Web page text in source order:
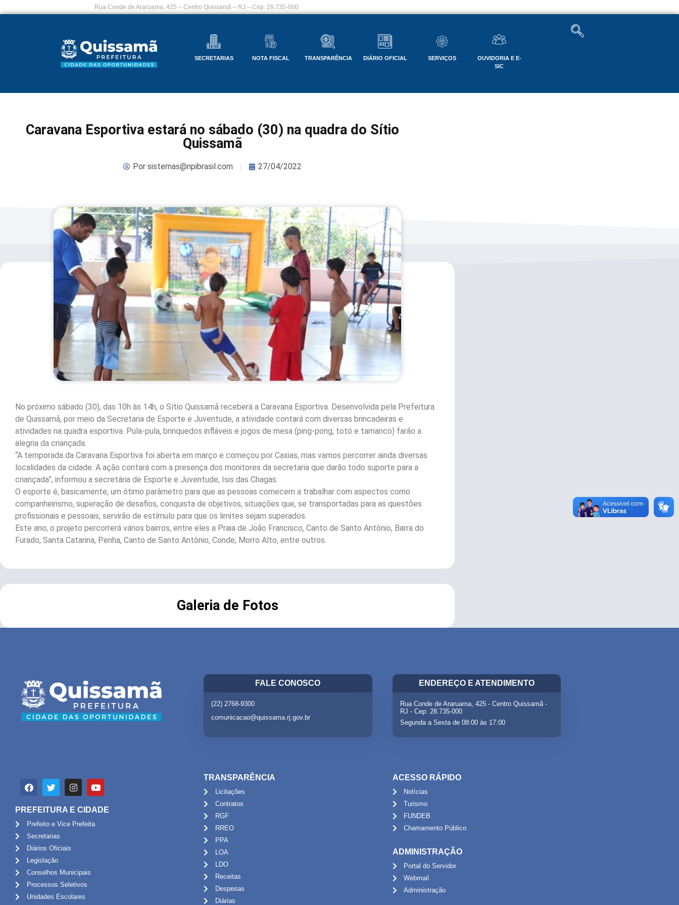
Rua Conde de Araruama, 425 – Centro Quissamã – RJ – Cep: 28.735-000
SECRETARIAS NOTA FISCAL TRANSPARÊNCIA DIÁRIO OFICIAL SERVIÇOS
OUVIDORIA E E-
SIC
Caravana Esportiva estará no sábado (30) na quadra do Sítio
Quissamã
Porsistemas@npibrasil.com 27/04/2022
No próximo sábado (30), das 10h às 14h, o Sítio Quissamã receberá a Caravana Esportiva. Desenvolvida pela Prefeitura
de Quissamã, por meio da Secretaria de Esporte e Juventude, a atividade contará com diversas brincadeiras e
atividades na quadra esportiva. Pula-pula, brinquedos infláveis e jogos de mesa (ping-pong, totó e tamanco) farão a
alegria da criançada.
“A temporada da Caravana Esportiva foi aberta em março e começou por Caxias, mas vamos percorrer ainda diversas
localidades da cidade. A ação contará com a presença dos monitores da secretaria que darão todo suporte para a
criançada”, informou a secretária de Esporte e Juventude, Isis das Chagas.
O esporte é, basicamente, um ótimo parâmetro para que as pessoas comecem a trabalhar com aspectos como
companheirismo, superação de desafios, conquista de objetivos, situações que, se transportadas para as questões
profissionais e pessoais, servirão de estímulo para que os limites sejam superados.
Este ano, o projeto percorrerá vários bairros, entre eles a Praia de João Francisco, Canto de Santo Antônio, Barra do
Furado, Santa Catarina, Penha, Canto de Santo Antônio, Conde, Morro Alto, entre outros.
Galeria de Fotos
FALE CONOSCO
(22) 2768-9300
comunicacao@quissama.rj.gov.br
ENDEREÇO E ATENDIMENTO
Rua Conde de Araruama, 425 - Centro Quissamã -
RJ - Cep: 28.735-000
Segunda a Sexta de 08:00 às 17:00
PREFEITURA E CIDADE
Prefeito e Vice Prefeita
Secretarias
Diários Oficiais
Legislação
Conselhos Municipais
Processos Seletivos
Unidades Escolares
TRANSPARÊNCIA
Licitações
Contratos
RGF
RREO
PPA
LOA
LDO
Receitas
Despesas
Diárias
ACESSO RÁPIDO
Notícias
Turismo
FUNDEB
Chamamento Público
ADMINISTRAÇÃO
Portal do Servidor
Webmail
Administração